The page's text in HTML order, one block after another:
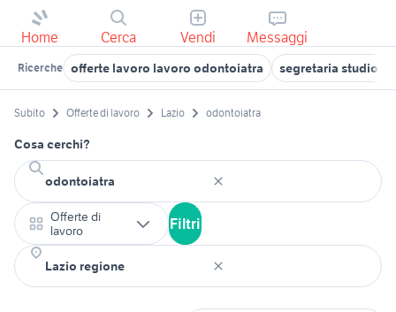
Home Cerca Vendi Messaggi
Ricerche offerte lavoro lavoro odontoiatra segretaria studio
Subito Offerte di lavoro Lazio odontoiatra
Cosa cerchi?
Offerte di
lavoro
Filtri